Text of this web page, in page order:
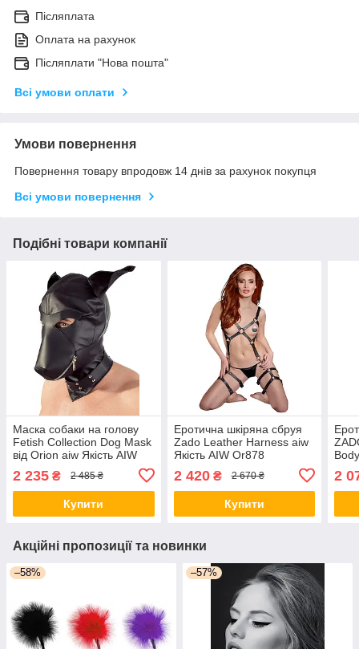
Післяплата
Оплата на рахунок
Післяплати "Нова пошта"
Всі умови оплати
Умови повернення
Повернення товару впродовж 14 днів за рахунок покупця
Всі умови повернення
Подібні товари компанії
Маска собаки на голову
Fetish Collection Dog Mask
від Orion aiw Якість AIW
2 235 ₴ 2 485 ₴
Купити
Еротична шкіряна сбруя
Zado Leather Harness aiw
Якість AIW Or878
2 420₴ 2 670 ₴
Купити
2
Акційні пропозиції та новинки
–58% –57%